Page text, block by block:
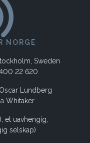
NORGE
Sweden
22 620
Lundberg
Whitaker
et uavhengig,
selskap)